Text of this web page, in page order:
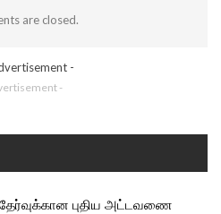
are closed.
-
புதிய அட்டவணை